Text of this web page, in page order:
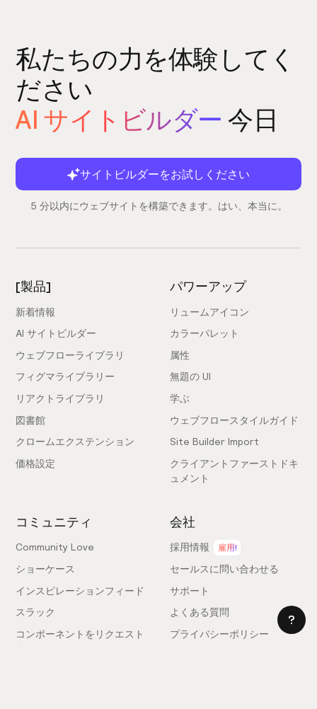
私たちの力を体験してく
ださい
AI サイトビルダー 今日
サイトビルダーをお試しください
5 分以内にウェブサイトを構築できます。はい、本当に。
[製品]
新着情報
AI サイトビルダー
ウェブフローライブラリ
フィグマライブラリー
リアクトライブラリ
図書館
クロームエクステンション
価格設定
パワーアップ
リュームアイコン
カラーパレット
属性
無題の UI
学ぶ
ウェブフロースタイルガイド
Site Builder Import
クライアントファーストドキ
ュメント
コミュニティ
Community Love
ショーケース
インスピレーションフィード
スラック
コンポーネントをリクエスト
する
会社
採用情報 雇用!
セールスに問い合わせる
サポート
よくある質問
プライバシーポリシー